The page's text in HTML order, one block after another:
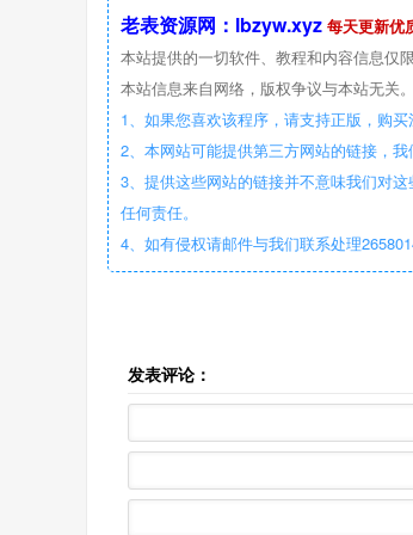
老表资源网：lbzyw.xyz 每天更新优
本站提供的一切软件、教程和内容信息仅
本站信息来自网络，版权争议与本站无关
1、如果您喜欢该程序，请支持正版，购买
2、本网站可能提供第三方网站的链接，
3、提供这些网站的链接并不意味我们对
任何责任。
4、如有侵权请邮件与我们联系处理
发表评论：